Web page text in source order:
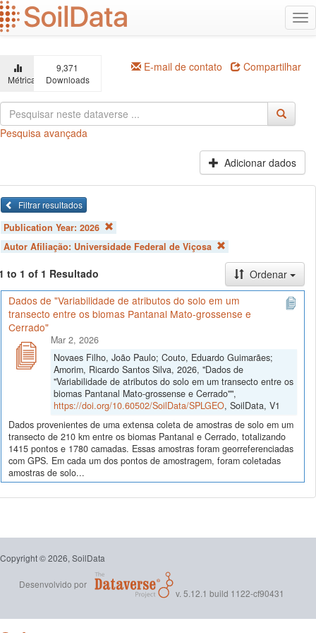
Ir
para
o
principal
Métricas
9,371
Downloads
E-mail de contato Compartilhar
Pesquisa avançada
Adicionar dados
Filtrar resultados
Publication Year: 2026
Autor Afiliação: Universidade Federal de Viçosa
to 1 of 1 Resultado
Ordenar
Dados de "Variabilidade de atributos do solo em um
transecto entre os biomas Pantanal Mato-grossense e
Cerrado"
Mar 2, 2026
Novaes Filho, João Paulo; Couto, Eduardo Guimarães;
Amorim, Ricardo Santos Silva, 2026, "Dados de
"Variabilidade de atributos do solo em um transecto entre os
biomas Pantanal Mato-grossense e Cerrado"",
https://doi.org/10.60502/SoilData/SPLGEO, SoilData, V1
Dados provenientes de uma extensa coleta de amostras de solo em um
transecto de 210 km entre os biomas Pantanal e Cerrado, totalizando
1415 pontos e 1780 camadas. Essas amostras foram georreferenciadas
com GPS. Em cada um dos pontos de amostragem, foram coletadas
amostras de solo...
Copyright © 2026, SoilData
Desenvolvido por
v. 5.12.1 build 1122-cf90431